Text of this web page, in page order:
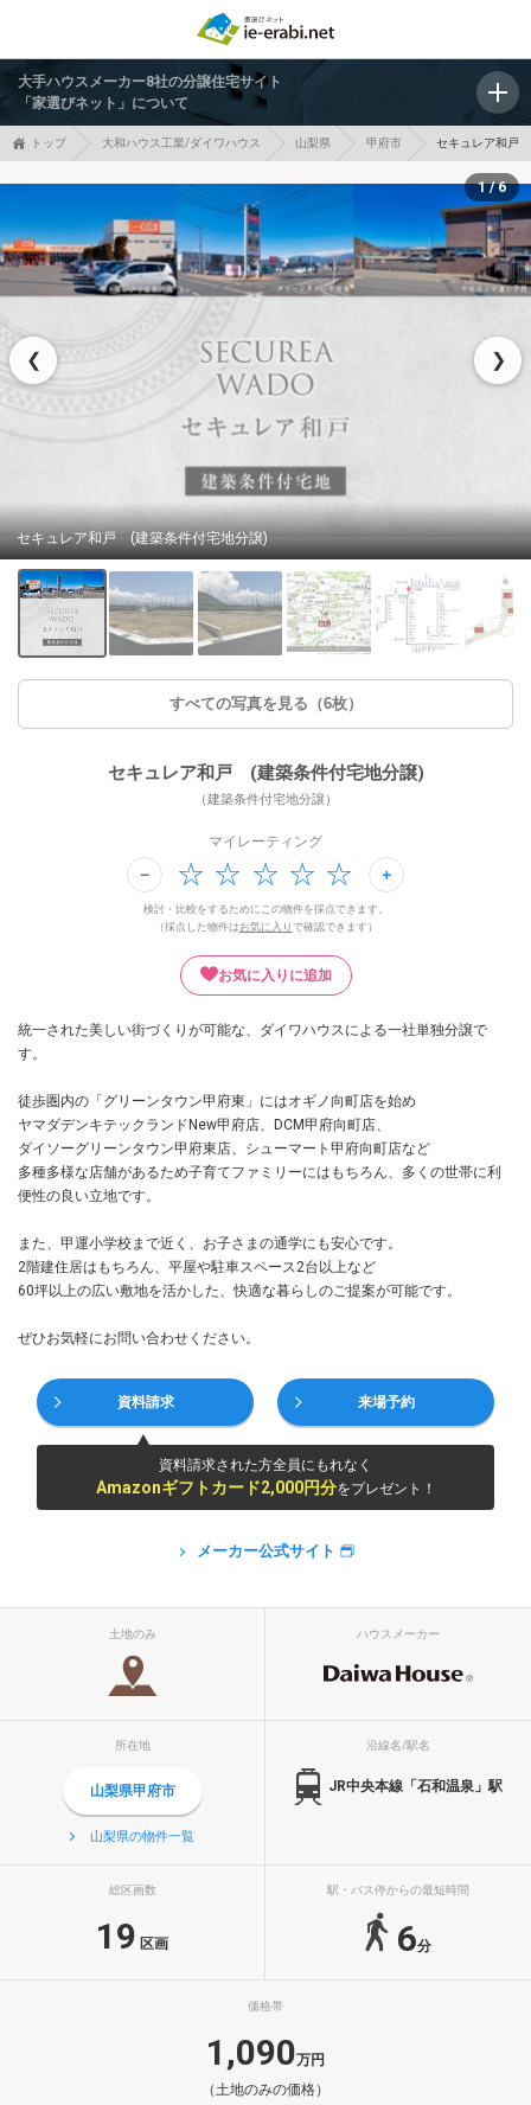
大手ハウスメーカー8社の分譲住宅サイト
「家選びネット」について
トップ 大和ハウス工業/ダイワハウス 山梨県 甲府市 セキュレア和戸
❮
セキュレア和戸 (建築条件付宅地分譲)
❯
1 / 6
すべての写真を見る（6枚）
セキュレア和戸 (建築条件付宅地分譲)
（建築条件付宅地分譲）
マイレーティング
検討・比較をするためにこの物件を採点できます。
（採点した物件は お気に入り で確認できます）
お気に入りに追加
統一された美しい街づくりが可能な、ダイワハウスによる一社単独分譲で
す。
徒歩圏内の「グリーンタウン甲府東」にはオギノ向町店を始め
ヤマダデンキテックランドNew甲府店、DCM甲府向町店、
ダイソーグリーンタウン甲府東店、シューマート甲府向町店など
多種多様な店舗があるため子育てファミリーにはもちろん、多くの世帯に利
便性の良い立地です。
また、甲運小学校まで近く、お子さまの通学にも安心です。
2階建住居はもちろん、平屋や駐車スペース2台以上など
60坪以上の広い敷地を活かした、快適な暮らしのご提案が可能です。
ぜひお気軽にお問い合わせください。
資料請求 来場予約
資料請求された方全員にもれなく
Amazonギフトカード2,000円分をプレゼント！
メーカー公式サイト
土地のみ ハウスメーカー
所在地
山梨県甲府市
山梨県の物件一覧
沿線名/駅名
JR中央本線「石和温泉」駅
総区画数
19 区画
駅・バス停からの最短時間
6 分
価格帯
1,090万円
（土地のみの価格）